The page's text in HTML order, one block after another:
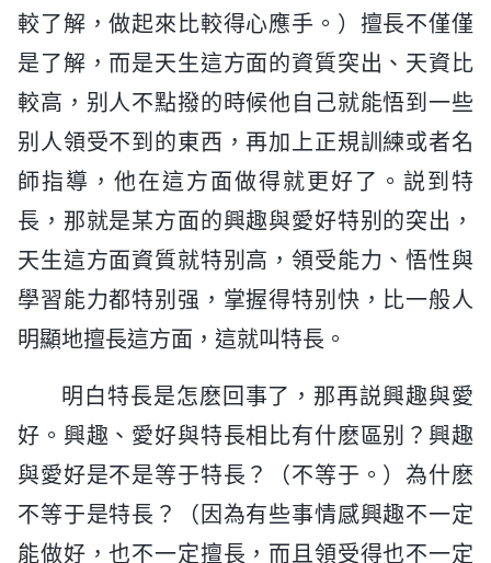
較了解，做起來比較得心應手。）擅長不僅僅
是了解，而是天生這方面的資質突出、天資比
較高，别人不點撥的時候他自己就能悟到一些
别人領受不到的東西，再加上正規訓練或者名
師指導，他在這方面做得就更好了。説到特
長，那就是某方面的興趣與愛好特别的突出，
天生這方面資質就特别高，領受能力、悟性與
學習能力都特别强，掌握得特别快，比一般人
明顯地擅長這方面，這就叫特長。
明白特長是怎麽回事了，那再説興趣與愛
好。興趣、愛好與特長相比有什麽區别？興趣
與愛好是不是等于特長？（不等于。）為什麽
不等于是特長？（因為有些事情感興趣不一定
能做好，也不一定擅長，而且領受得也不一定